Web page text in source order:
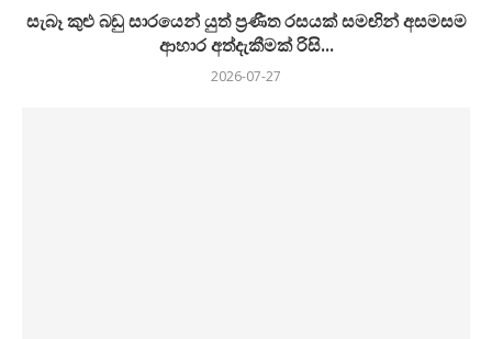
සැබෑ කුළු බඩු සාරයෙන් යුත් ප්‍රණීත රසයක් සමඟින් අසමසම
ආහාර අත්දැකීමක් රිසි...
2026-07-27